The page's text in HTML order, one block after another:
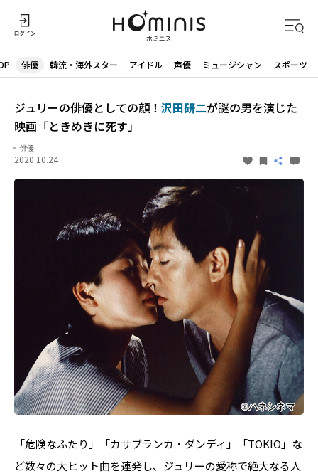
俳優 韓流・海外スター アイドル 声優 ミュージシャン スポーツ
ジュリーの俳優としての顔！ 沢田研二が謎の男を演じた
映画「ときめきに死す」
俳優
2020.10.24
「危険なふたり」「カサブランカ・ダンディ」「TOKIO」な
ど数々の大ヒット曲を連発し、ジュリーの愛称で絶大なる人